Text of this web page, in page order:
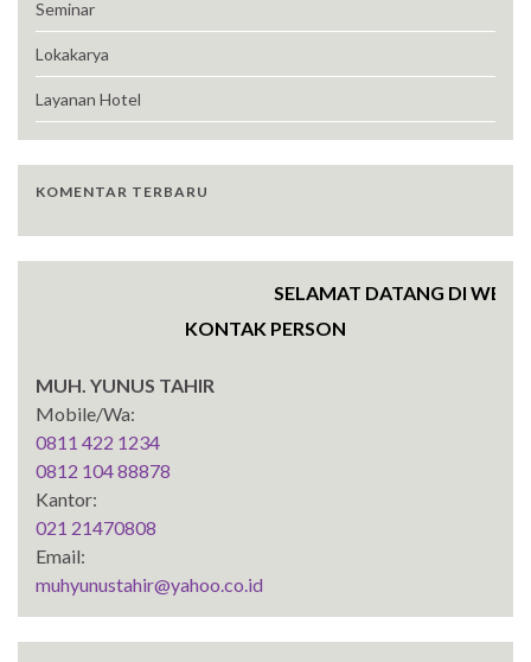
Seminar
Lokakarya
Layanan Hotel
KOMENTAR TERBARU
SELAMAT DATANG DI
KONTAK PERSON
MUH. YUNUS TAHIR
Mobile/Wa:
0811 422 1234
0812 104 88878
Kantor:
021 21470808
Email:
muhyunustahir@yahoo.co.id